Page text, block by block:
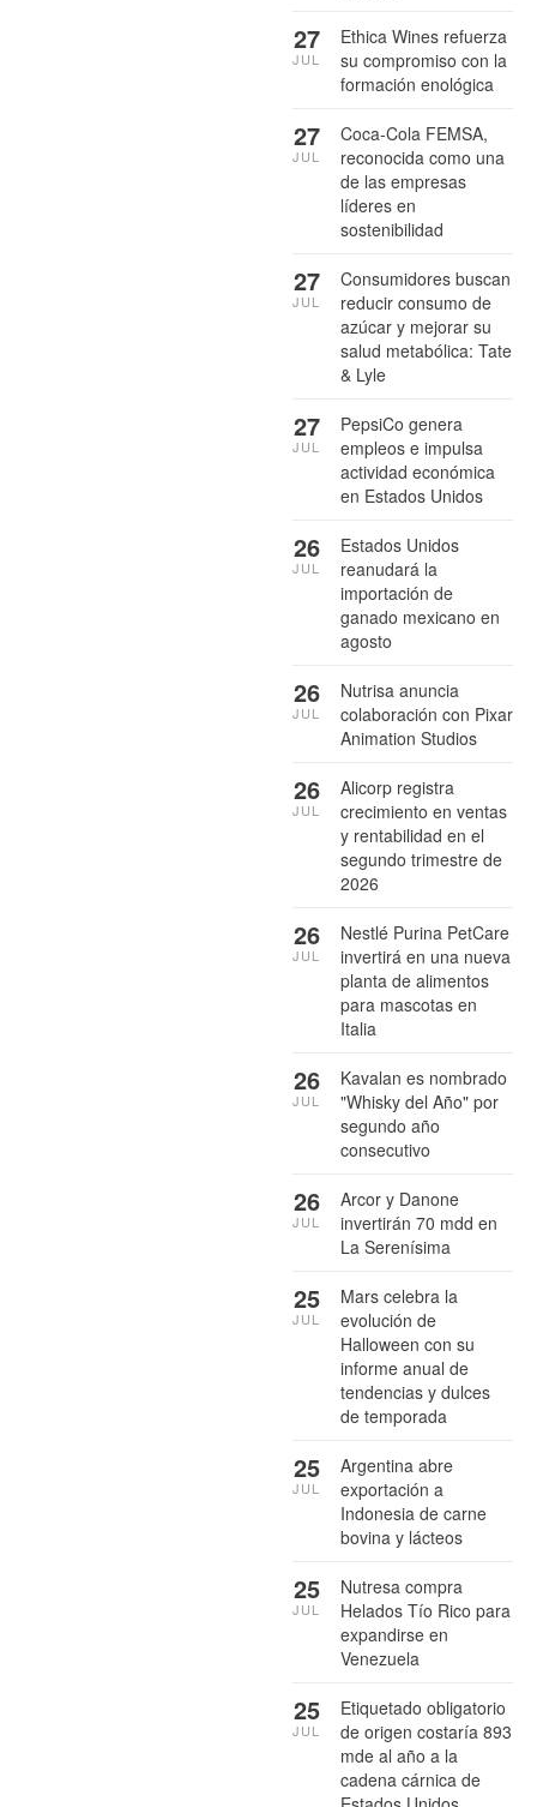
Ethica Wines refuerza
su compromiso con la
formación enológica
27
JUL
Coca-Cola FEMSA,
reconocida como una
de las empresas
líderes en
sostenibilidad
27
JUL
Consumidores buscan
reducir consumo de
azúcar y mejorar su
salud metabólica: Tate
& Lyle
27
JUL
PepsiCo genera
empleos e impulsa
actividad económica
en Estados Unidos
27
JUL
Estados Unidos
reanudará la
importación de
ganado mexicano en
agosto
26
JUL
Nutrisa anuncia
colaboración con Pixar
Animation Studios
26
JUL
Alicorp registra
crecimiento en ventas
y rentabilidad en el
segundo trimestre de
2026
26
JUL
Nestlé Purina PetCare
invertirá en una nueva
planta de alimentos
para mascotas en
Italia
26
JUL
Kavalan es nombrado
"Whisky del Año" por
segundo año
consecutivo
26
JUL
Arcor y Danone
invertirán 70 mdd en
La Serenísima
26
JUL
Mars celebra la
evolución de
Halloween con su
informe anual de
tendencias y dulces
de temporada
25
JUL
Argentina abre
exportación a
Indonesia de carne
bovina y lácteos
25
JUL
Nutresa compra
Helados Tío Rico para
expandirse en
Venezuela
25
JUL
Etiquetado obligatorio
de origen costaría 893
mde al año a la
cadena cárnica de
25
JUL